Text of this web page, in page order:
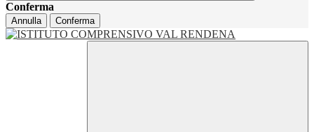
Conferma
Annulla Conferma